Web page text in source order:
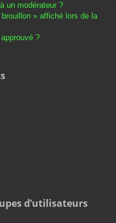
un modérateur ?
» affiché lors de la
?
d’utilisateurs